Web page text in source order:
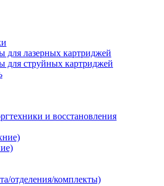
для лазерных картриджей
для струйных картриджей
и восстановления
отделения/комплекты)